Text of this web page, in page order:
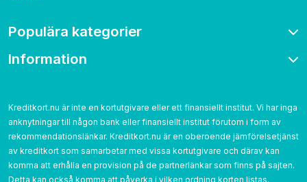
Populära kategorier
Bonuskort
Cashback
Utan årsavgift
Utan UC
Information
Kontakta
Betygsättning
Cookies
Integritetspolicy
Kreditkort.nu är inte en kortutgivare eller ett finansiellt institut. Vi har inga
anknytningar till någon bank eller finansiellt institut förutom i form av
rekommendationslänkar. Kreditkort.nu är en oberoende jämförelsetjänst
av kreditkort som samarbetar med vissa kortutgivare och därav kan
komma att erhålla en provision på de partnerlänkar som finns på sajten.
Detta kan också komma att påverka i vilken ordning korten listas.‌